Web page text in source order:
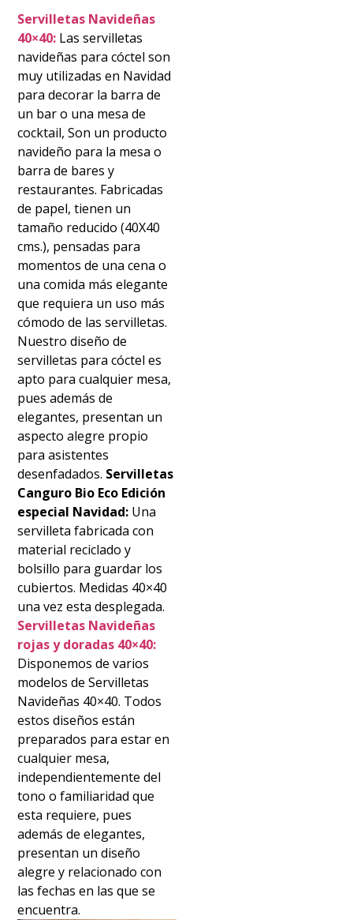
Servilletas Navideñas
40×40: Las servilletas
navideñas para cóctel son
muy utilizadas en Navidad
para decorar la barra de
un bar o una mesa de
cocktail, Son un producto
navideño para la mesa o
barra de bares y
restaurantes. Fabricadas
de papel, tienen un
tamaño reducido (40X40
cms.), pensadas para
momentos de una cena o
una comida más elegante
que requiera un uso más
cómodo de las servilletas.
Nuestro diseño de
servilletas para cóctel es
apto para cualquier mesa,
pues además de
elegantes, presentan un
aspecto alegre propio
para asistentes
desenfadados. Servilletas
Canguro Bio Eco Edición
especial Navidad: Una
servilleta fabricada con
material reciclado y
bolsillo para guardar los
cubiertos. Medidas 40×40
una vez esta desplegada.
Servilletas Navideñas
rojas y doradas 40×40:
Disponemos de varios
modelos de Servilletas
Navideñas 40×40. Todos
estos diseños están
preparados para estar en
cualquier mesa,
independientemente del
tono o familiaridad que
esta requiere, pues
además de elegantes,
presentan un diseño
alegre y relacionado con
las fechas en las que se
encuentra.